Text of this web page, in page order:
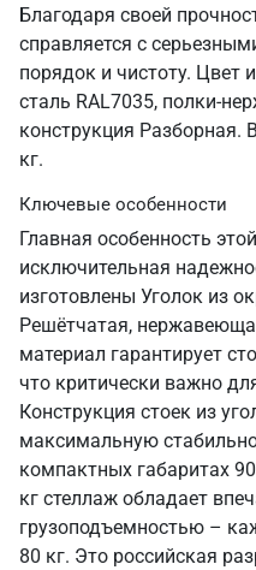
Благодаря своей
справляется с
порядок и чистоту. Цвет
сталь RAL7035, полки-
конструкция Разборная.
кг.
Ключевые особенности
Главная особенность
исключительная
изготовлены Уголок из
Решётчатая,
материал гарантирует
что критически важно
Конструкция стоек из
максимальную
компактных габаритах
кг стеллаж обладает
грузоподъемностью –
80 кг. Это российская